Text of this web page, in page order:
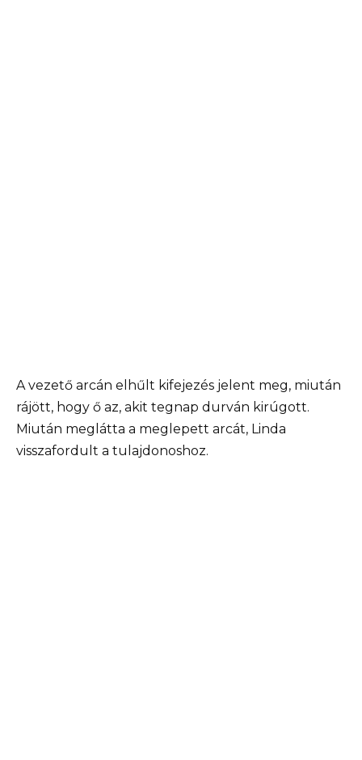
A vezető arcán elhűlt kifejezés jelent meg, miután
rájött, hogy ő az, akit tegnap durván kirúgott.
Miután meglátta a meglepett arcát, Linda
visszafordult a tulajdonoshoz.